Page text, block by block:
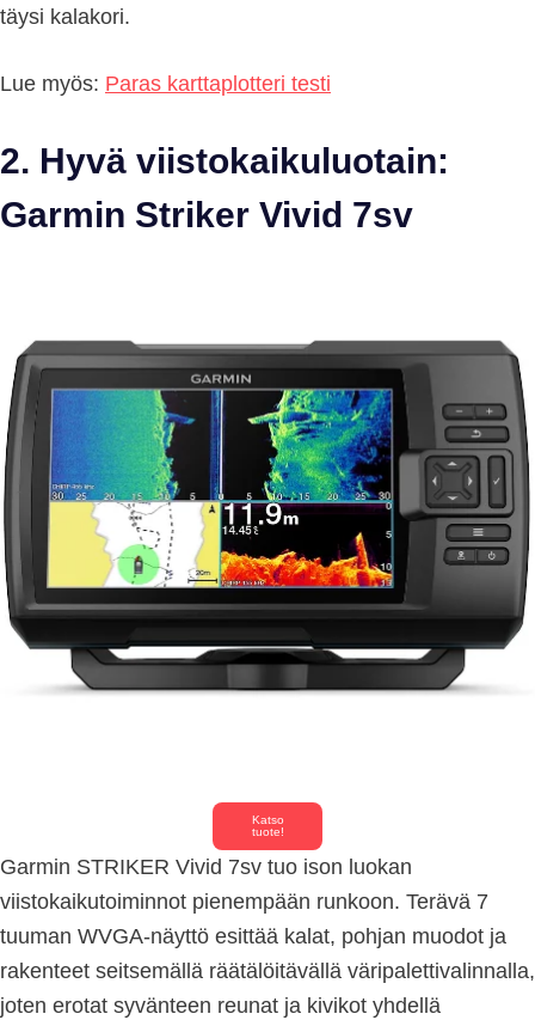
täysi kalakori.
Lue myös: Paras karttaplotteri testi
2. Hyvä viistokaikuluotain:
Garmin Striker Vivid 7sv
Katso
tuote!
Garmin STRIKER Vivid 7sv tuo ison luokan
viistokaikutoiminnot pienempään runkoon. Terävä 7
tuuman WVGA-näyttö esittää kalat, pohjan muodot ja
rakenteet seitsemällä räätälöitävällä väripalettivalinnalla,
joten erotat syvänteen reunat ja kivikot yhdellä